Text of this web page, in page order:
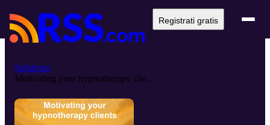
Registrati gratis
Solutions
Motivating your hypnotherapy clie...